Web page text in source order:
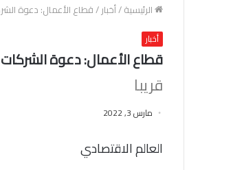
الرئيسية/أخبار /قطاع الأعمال: دعوة
أخبار
قطاع الأعمال: دعوة
قريبا
مارس 3, 2022
العالم الاقتصادي